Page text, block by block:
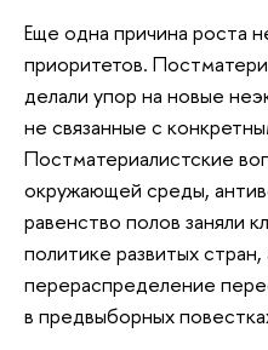
Еще одна причина роста
приоритетов.
делали упор на новые
не связанные с
Постматериалистские
окружающей среды,
равенство полов заняли
политике развитых
перераспределение
в предвыборных